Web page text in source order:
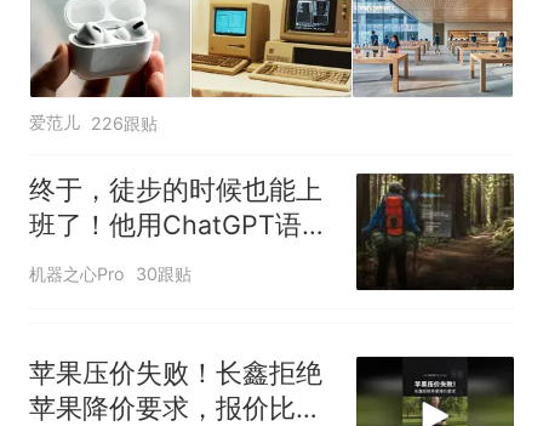
爱范儿 226跟贴
终于，徒步的时候也能上
班了！他用ChatGPT语音
4小时干了8小时的活儿
机器之心Pro 30跟贴
苹果压价失败！长鑫拒绝
苹果降价要求，报价比三